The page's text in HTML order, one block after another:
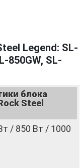
Legend: SL-
850GW, SL-
блока
Steel
/ 850 Вт / 1000